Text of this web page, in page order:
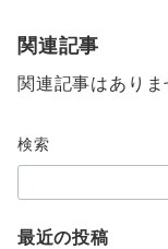
関連記事
関連記事はありま
検索
最近の投稿